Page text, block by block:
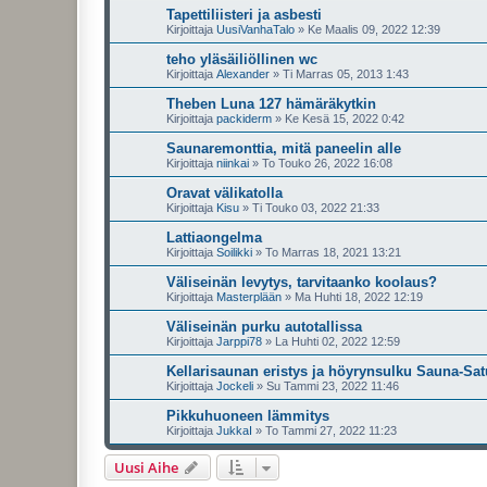
Tapettiliisteri ja asbesti
Kirjoittaja UusiVanhaTalo » Ke Maalis 09, 2022 12:39
teho yläsäiliöllinen wc
Kirjoittaja Alexander » Ti Marras 05, 2013 1:43
Theben Luna 127 hämäräkytkin
Kirjoittaja packiderm » Ke Kesä 15, 2022 0:42
Saunaremonttia, mitä paneelin alle
Kirjoittaja niinkai » To Touko 26, 2022 16:08
Oravat välikatolla
Kirjoittaja Kisu » Ti Touko 03, 2022 21:33
Lattiaongelma
Kirjoittaja Soilikki » To Marras 18, 2021 13:21
Väliseinän levytys, tarvitaanko koolaus?
Kirjoittaja Masterplään » Ma Huhti 18, 2022 12:19
Väliseinän purku autotallissa
Kirjoittaja Jarppi78 » La Huhti 02, 2022 12:59
Kellarisaunan eristys ja höyrynsulku Sauna-
Kirjoittaja Jockeli » Su Tammi 23, 2022 11:46
Pikkuhuoneen lämmitys
Kirjoittaja JukkaI » To Tammi 27, 2022 11:23
Uusi Aihe